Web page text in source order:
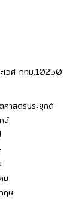
เวศ กทม.10250
าสตร์ประยุกต์
ส์
ม
ฤษ